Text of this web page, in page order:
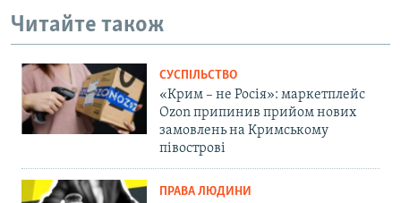
Читайте також
СУСПІЛЬСТВО
«Крим – не Росія»: маркетплейс
Ozon припинив прийом нових
замовлень на Кримському
півострові
ПРАВА ЛЮДИНИ